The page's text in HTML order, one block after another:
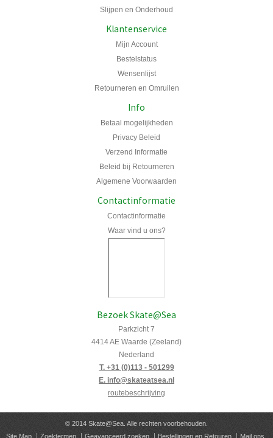
Slijpen en Onderhoud
Klantenservice
Mijn Account
Bestelstatus
Wensenlijst
Retourneren en Omruilen
Info
Betaal mogelijkheden
Privacy Beleid
Verzend Informatie
Beleid bij Retourneren
Algemene Voorwaarden
Contactinformatie
Contactinformatie
Waar vind u ons?
Bezoek Skate@Sea
Parkzicht 7
4414 AE Waarde (Zeeland)
Nederland
T. +31 (0)113 - 501299
E. info@skateatsea.nl
routebeschrijving
© 2014 Skate@Sea. Alle rechten voorbehouden.
Site Map
Zoektermen Geavanceerd zoeken Bestellingen en Retouren Mail ons